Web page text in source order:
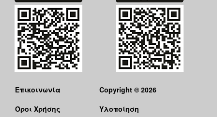
Επικοινωνία
Όροι Χρήσης
Copyright © 2026
Υλοποίηση